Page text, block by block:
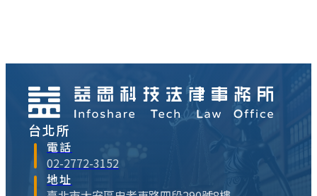
的壓力，看來是以⋯
台北所
電話
02-2772-3152
地址